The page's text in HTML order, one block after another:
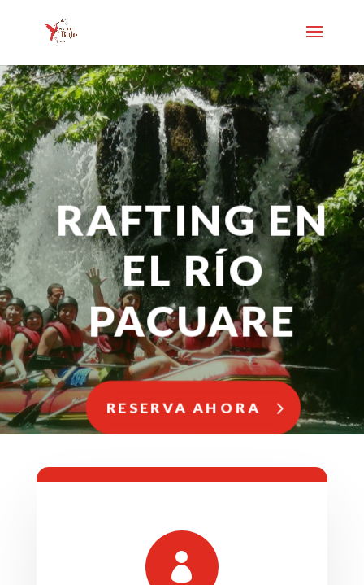
RAFTING EN
EL RÍO
PACUARE
RESERVA AHORA
